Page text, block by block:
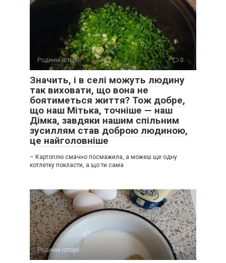
Родинні історії 0
Значить, і в селі можуть людину
так виховати, що вона не
боятиметься життя? Тож добре,
що наш Мітька, точніше — наш
Дімка, завдяки нашим спільним
зусиллям став доброю людиною,
це найголовніше
– Картоплю смачно посмажила, а можеш ще одну
котлетку покласти, а що ти сама
Родинні історії 0